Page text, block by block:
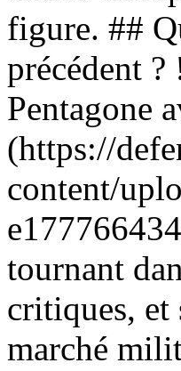
figure. ##
précédent
Pentagone
(https://
content/
tournant
critiques, et
marché